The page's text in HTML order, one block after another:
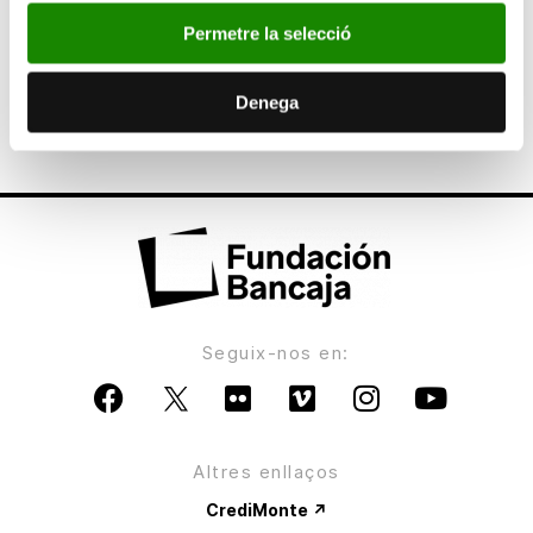
Permetre la selecció
Denega
acogerán a los becarios nude-Bancaja en 2010
Seguix-nos en:
Altres enllaços
CrediMonte ↗